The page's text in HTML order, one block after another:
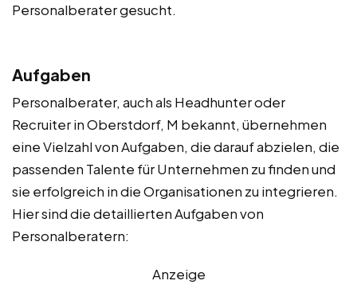
Personalberater gesucht.
Aufgaben
Personalberater, auch als Headhunter oder
Recruiter in Oberstdorf, M bekannt, übernehmen
eine Vielzahl von Aufgaben, die darauf abzielen, die
passenden Talente für Unternehmen zu finden und
sie erfolgreich in die Organisationen zu integrieren.
Hier sind die detaillierten Aufgaben von
Personalberatern:
Anzeige